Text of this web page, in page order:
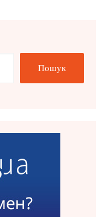
Пошук